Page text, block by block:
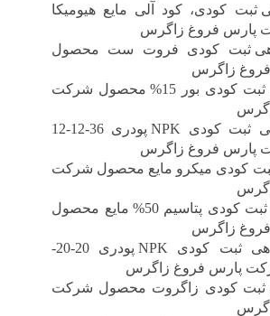
ثبت کودی، کود آلی مایع هیومیکا
پارس فروغ زاگرس
ثبت کودی فروت ست محصول
زاگرس
گواهی ثبت کودی بور 15% محصول شرکت
گواهی ثبت کودی NPK پودری 36-12-12
پارس فروغ زاگرس
کودی میکرو مایع محصول شرکت
گواهی ثبت کودی پتاسیم 50% مایع محصول
زاگرس
گواهی ثبت کودی NPK پودری 20-20-
ثبت کودی زاگروت محصول شرکت